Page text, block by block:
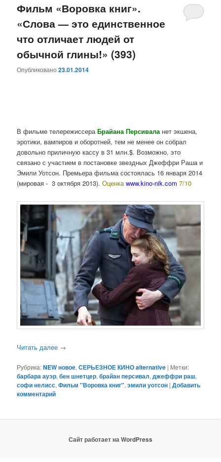
Фильм «Воровка книг».
«Слова — это единственное
что отличает людей от
обычной глины!» (393)
Опубликовано23.01.2014
В фильме телережиссераБрайана Персиваланет экшена,
эротики, вампиров и оборотней, тем не менее он собрал
довольно приличную кассу в 31 млн.$. Возможно, это
связано с участием в постановке звездных Джеффри Раша и
Эмили Уотсон. Премьера фильма состоялась 16 января 2014
(мировая - 3 октября 2013).Оценка www.kino-nik.com7/10
Читать далее →
Рубрика:NEW новое,СЕРЬЕЗНОЕ КИНО alternative | Метки:
барбара ауэр,бен шнетцер,брайан персивал,джеффри раш,
софи нелисс,Фильм "Воровка книг",эмили уотсон |Добавить
комментарий
Сайт работает на WordPress